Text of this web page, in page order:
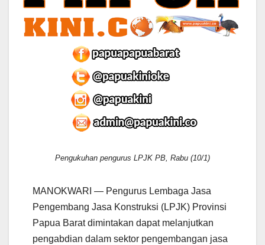
Pengukuhan pengurus LPJK PB, Rabu (10/1)
MANOKWARI — Pengurus Lembaga Jasa
Pengembang Jasa Konstruksi (LPJK) Provinsi
Papua Barat dimintakan dapat melanjutkan
pengabdian dalam sektor pengembangan jasa